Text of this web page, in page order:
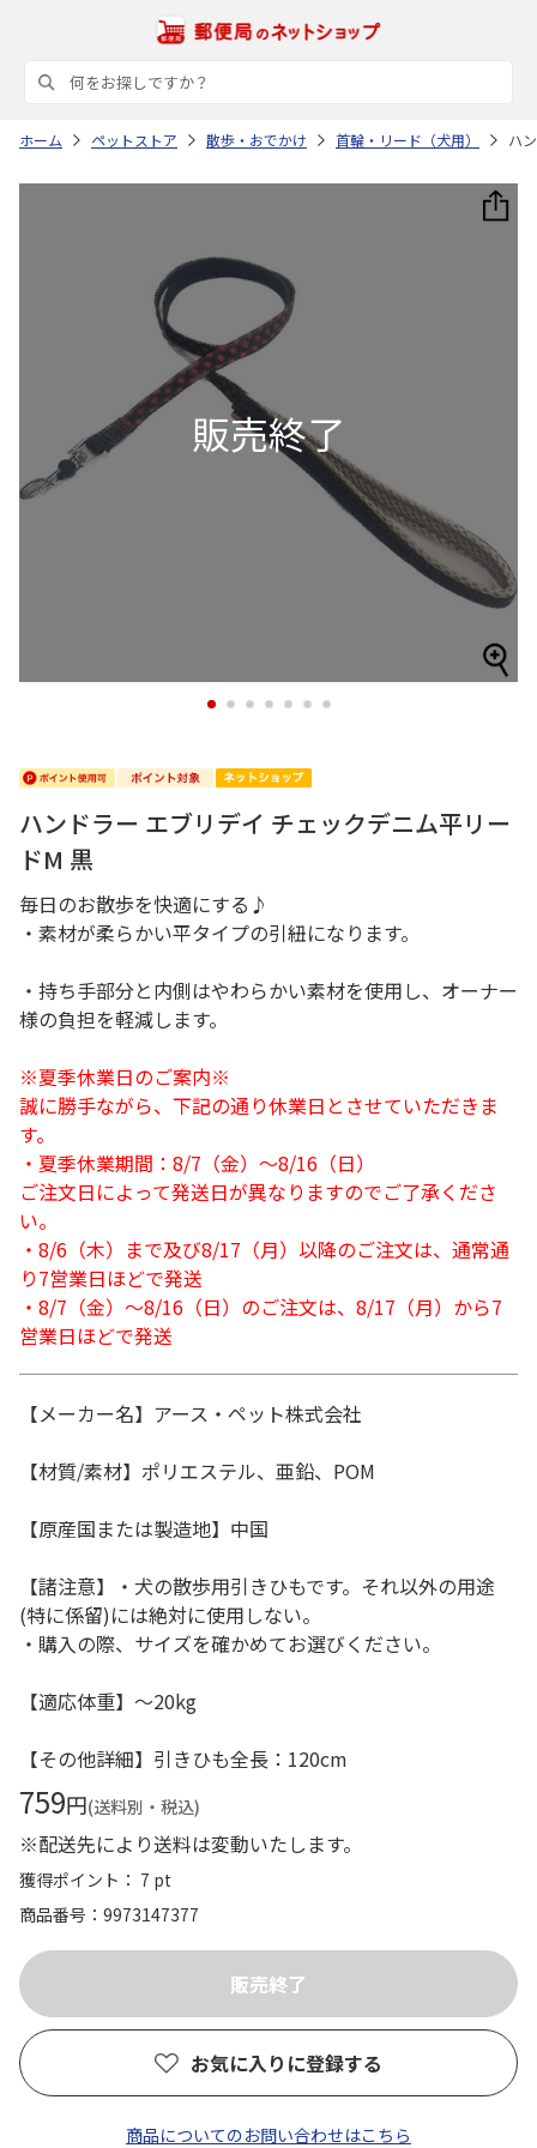
ホーム ペットストア 散歩・おでかけ 首輪・リード（犬用） ハ
1 2 3 4 5 6 7
ハンドラー エブリデイ チェックデニム平リー
ドM 黒
毎日のお散歩を快適にする♪
・素材が柔らかい平タイプの引紐になります。
・持ち手部分と内側はやわらかい素材を使用し、オーナー
様の負担を軽減します。
※夏季休業日のご案内※
誠に勝手ながら、下記の通り休業日とさせていただきま
す。
・夏季休業期間：8/7（金）～8/16（日）
ご注文日によって発送日が異なりますのでご了承くださ
い。
・8/6（木）まで及び8/17（月）以降のご注文は、通常通
り7営業日ほどで発送
・8/7（金）～8/16（日）のご注文は、8/17（月）から7
営業日ほどで発送
【メーカー名】アース・ペット株式会社
【材質/素材】ポリエステル、亜鉛、POM
【原産国または製造地】中国
【諸注意】・犬の散歩用引きひもです。それ以外の用途
(特に係留)には絶対に使用しない。
・購入の際、サイズを確かめてお選びください。
【適応体重】～20kg
【その他詳細】引きひも全長：120cm
759円(送料別・税込)
※配送先により送料は変動いたします。
獲得ポイント： 7 pt
商品番号
9973147377
お気に入りに登録する
商品についてのお問い合わせはこちら